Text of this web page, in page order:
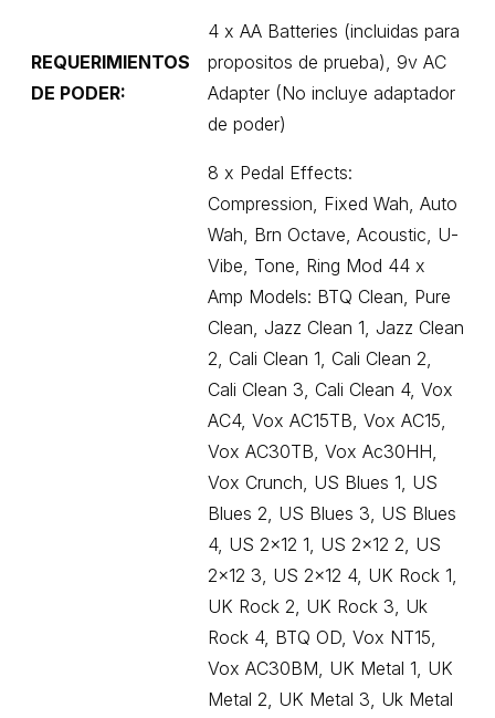
REQUERIMIENTOS
DE PODER:
4 x AA Batteries (incluidas para
propositos de prueba), 9v AC
Adapter (No incluye adaptador
de poder)
8 x Pedal Effects:
Compression, Fixed Wah, Auto
Wah, Brn Octave, Acoustic, U-
Vibe, Tone, Ring Mod 44 x
Amp Models: BTQ Clean, Pure
Clean, Jazz Clean 1, Jazz Clean
2, Cali Clean 1, Cali Clean 2,
Cali Clean 3, Cali Clean 4, Vox
AC4, Vox AC15TB, Vox AC15,
Vox AC30TB, Vox Ac30HH,
Vox Crunch, US Blues 1, US
Blues 2, US Blues 3, US Blues
4, US 2×12 1, US 2×12 2, US
2×12 3, US 2×12 4, UK Rock 1,
UK Rock 2, UK Rock 3, Uk
Rock 4, BTQ OD, Vox NT15,
Vox AC30BM, UK Metal 1, UK
Metal 2, UK Metal 3, Uk Metal